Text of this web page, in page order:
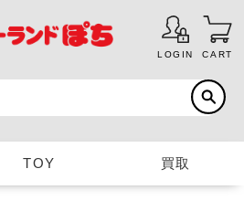
LOGIN CART
TOY 買取